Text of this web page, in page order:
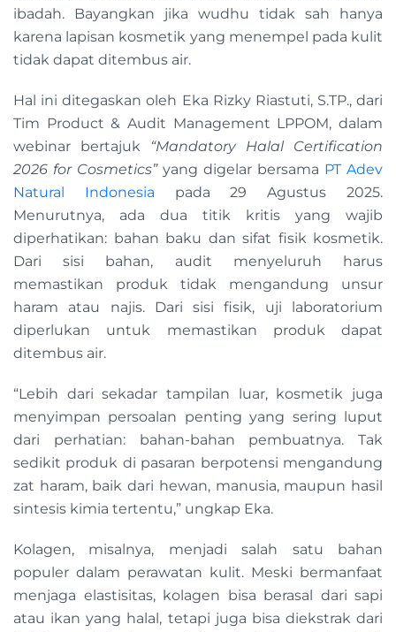
ibadah. Bayangkan jika wudhu tidak sah hanya
karena lapisan kosmetik yang menempel pada kulit
tidak dapat ditembus air.
Hal ini ditegaskan oleh Eka Rizky Riastuti, S.TP., dari
Tim Product & Audit Management LPPOM, dalam
webinar bertajuk “Mandatory Halal Certification
2026 for Cosmetics”yang digelar bersama PT Adev
Natural Indonesia pada 29 Agustus 2025.
Menurutnya, ada dua titik kritis yang wajib
diperhatikan: bahan baku dan sifat fisik kosmetik.
Dari sisi bahan, audit menyeluruh harus
memastikan produk tidak mengandung unsur
haram atau najis. Dari sisi fisik, uji laboratorium
diperlukan untuk memastikan produk dapat
ditembus air.
“Lebih dari sekadar tampilan luar, kosmetik juga
menyimpan persoalan penting yang sering luput
dari perhatian: bahan-bahan pembuatnya. Tak
sedikit produk di pasaran berpotensi mengandung
zat haram, baik dari hewan, manusia, maupun hasil
sintesis kimia tertentu,” ungkap Eka.
Kolagen, misalnya, menjadi salah satu bahan
populer dalam perawatan kulit. Meski bermanfaat
menjaga elastisitas, kolagen bisa berasal dari sapi
atau ikan yang halal, tetapi juga bisa diekstrak dari